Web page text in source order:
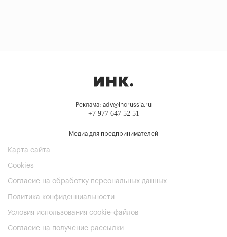
Реклама: adv@incrussia.ru
+7 977 647 52 51
Медиа для предпринимателей
Карта сайта
Cookies
Согласие на обработку персональных данных
Политика конфиденциальности
Условия использования cookie-файлов
Согласие на получение рассылки